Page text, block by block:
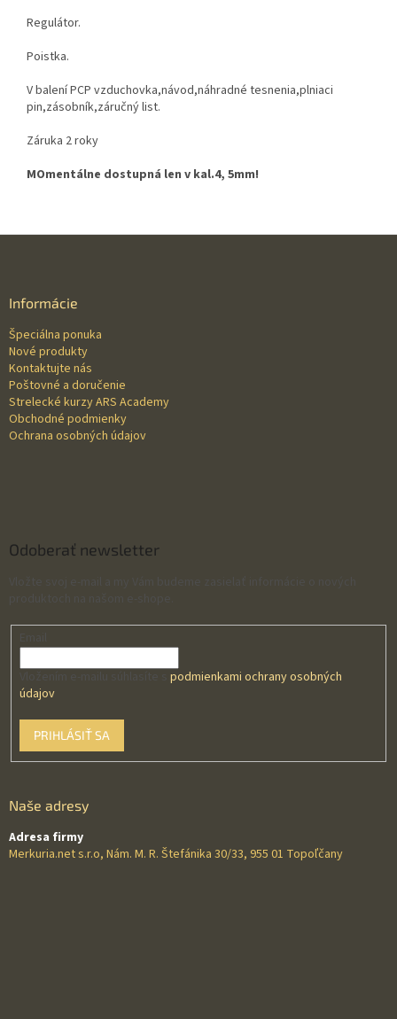
Regulátor.
Poistka.
V balení PCP vzduchovka,návod,náhradné tesnenia,plniaci
pin,zásobník,záručný list.
Záruka 2 roky
MOmentálne dostupná len v kal.4, 5mm!
Informácie
Špeciálna ponuka
Nové produkty
Kontaktujte nás
Poštovné a doručenie
Strelecké kurzy ARS Academy
Obchodné podmienky
Ochrana osobných údajov
Odoberať newsletter
podmienkami ochrany osobných
údajov
PRIHLÁSIŤ SA
Naše adresy
Adresa firmy
Merkuria.net s.r.o, Nám. M. R. Štefánika 30/33, 955 01 Topoľčany